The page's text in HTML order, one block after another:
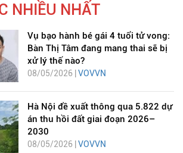
NHIỀU NHẤT
Vụ bạo hành bé gái 4 tuổi tử vong:
Bàn Thị Tâm đang mang thai sẽ bị
xử lý thế nào?
08/05/2026 | VOVVN
Hà Nội đề xuất thông qua 5.822 dự
án thu hồi đất giai đoạn 2026–
2030
08/05/2026 | VOVVN